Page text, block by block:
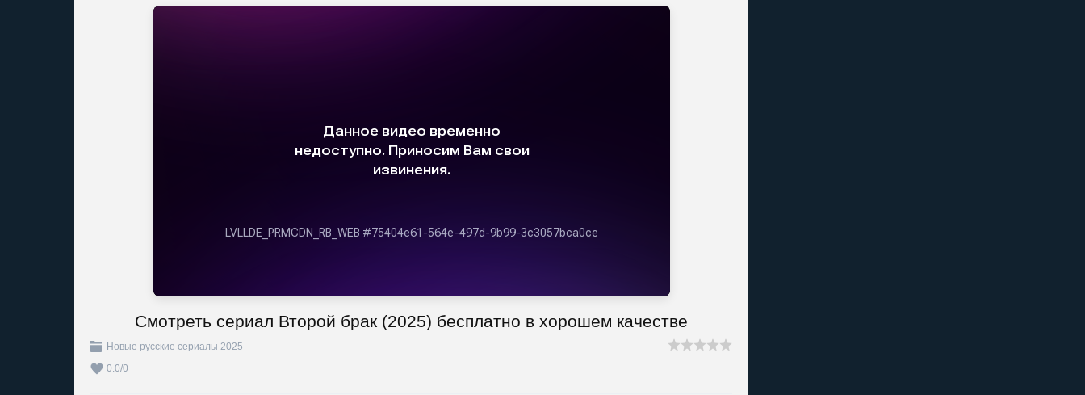
Смотреть сериал Второй брак (2025) бесплатно в хорошем качестве
Новые русские сериалы 2025
0.0/0